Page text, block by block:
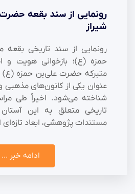
رونمایی از سند بقعه
شیراز
رونمایی از سند تاریخی
حمزه (ع)؛ بازخوانی هویت و
متبرکه حضرت علی‌بن حمزه (ع)
عنوان یکی از کانون‌های مذهبی
شناخته می‌شود. اخیراً طی
تاریخی متعلق به این
مستندات پژوهشی، ابعاد تازه‌ای
ادامه خبر ...